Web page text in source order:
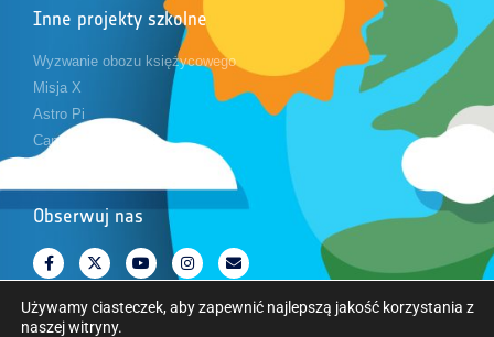
Inne projekty szkolne
Wyzwanie obozu księżycowego
Misja X
Astro Pi
CanSat
Obserwuj nas
Używamy ciasteczek, aby zapewnić najlepszą jakość korzystania z
naszej witryny.